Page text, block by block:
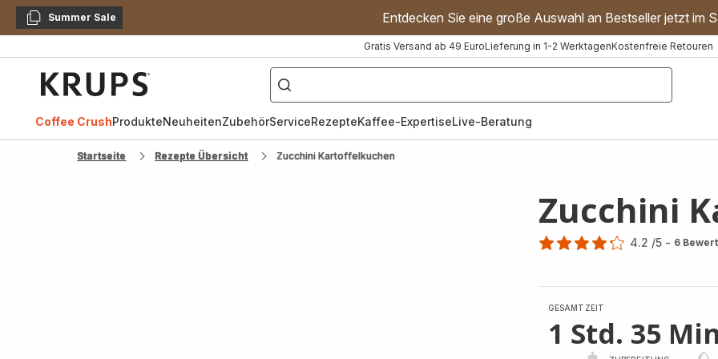
KopierenSummer Sale Entdecken Sie eine große Auswahl an Bestseller jetzt im
Gratis Versand ab 49 EuroLieferung in 1-2 WerktagenKostenfreie Retouren
["Kaffeevollautomat","Handmixer","Waffeleisen"]
Coffee CrushProdukteNeuheitenZubehörServiceRezepteKaffee-ExpertiseLive-Beratung
Startseite Rezepte Übersicht Zucchini Kartoffelkuchen
Zucchini
4.2 /5 - 6
GESAMTZEIT
1 Std. 35